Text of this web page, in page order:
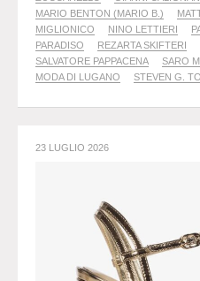
MARIO BENTON (MARIO B.)
MIGLIONICO
NINO LETTIERI
PARADISO
REZARTA SKIFTERI
SALVATORE PAPPACENA
SARO
MODA DI LUGANO
STEVEN G.
23 LUGLIO 2026